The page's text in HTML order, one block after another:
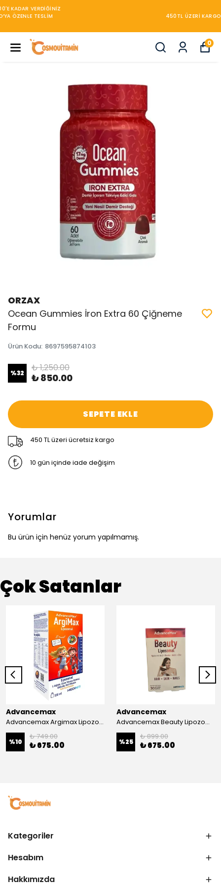
0
ORZAX
Ocean Gummies İron Extra 60 Çiğneme
Formu
Ürün Kodu: 8697595874103
%32 ₺ 1,250.00
₺ 850.00
SEPETE EKLE
450 TL üzeri ücretsiz kargo
10 gün içinde iade değişim
Yorumlar
Bu ürün için henüz yorum yapılmamış.
Çok Satanlar
Advancemax
Advancemax Argimax Lipozomal Sıvı 150 ml 8684375607587
%10
₺ 749.00
₺ 675.00
Advancemax
Advancemax Beauty Lipozomal Hyalüronik Asit Keratin Biotin Zn 30 Kapsül 8684375607556
%25
₺ 899.00
₺ 675.00
Kategoriler
Hesabım
Hakkımızda